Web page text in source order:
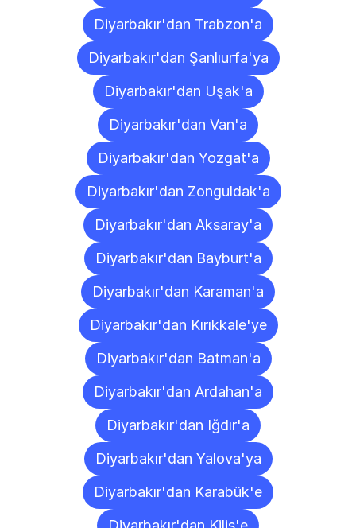
Diyarbakır'dan Trabzon'a
Diyarbakır'dan Şanlıurfa'ya
Diyarbakır'dan Uşak'a
Diyarbakır'dan Van'a
Diyarbakır'dan Yozgat'a
Diyarbakır'dan Zonguldak'a
Diyarbakır'dan Aksaray'a
Diyarbakır'dan Bayburt'a
Diyarbakır'dan Karaman'a
Diyarbakır'dan Kırıkkale'ye
Diyarbakır'dan Batman'a
Diyarbakır'dan Ardahan'a
Diyarbakır'dan Iğdır'a
Diyarbakır'dan Yalova'ya
Diyarbakır'dan Karabük'e